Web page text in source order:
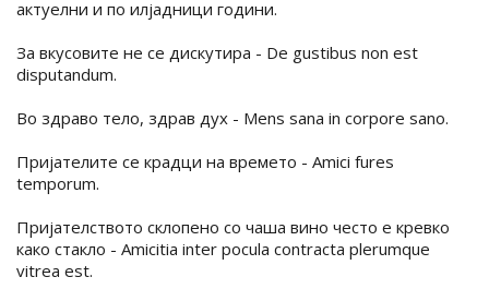
актуелни и по илјадници години.
За вкусовите не се дискутира - De gustibus non est
disputandum.
Во здраво тело, здрав дух - Mens sana in corpore sano.
Пријателите се крадци на времето - Amici fures
temporum.
Пријателството склопено со чаша вино често е кревко
како стакло - Amicitia inter pocula contracta plerumque
vitrea est.